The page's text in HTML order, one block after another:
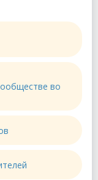
во